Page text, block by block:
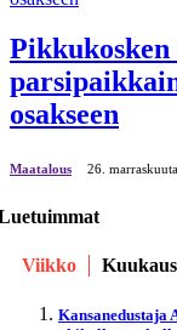
osakseen
Maatalous 26.
Viikko
Kansanedustaja